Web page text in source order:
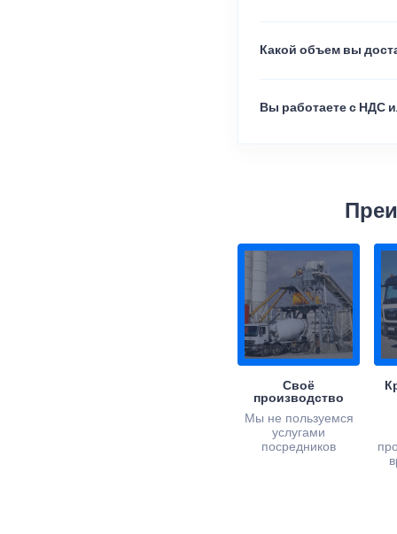
Какой объем вы
Вы работаете с НДС
Своё
производство
Мы не пользуемся
услугами
посредников